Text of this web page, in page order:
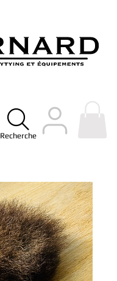
Recherche